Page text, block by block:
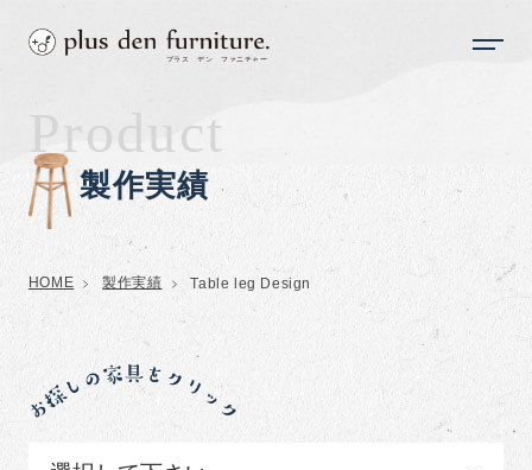
Product
製作実績
HOME 製作実績 Table leg Design